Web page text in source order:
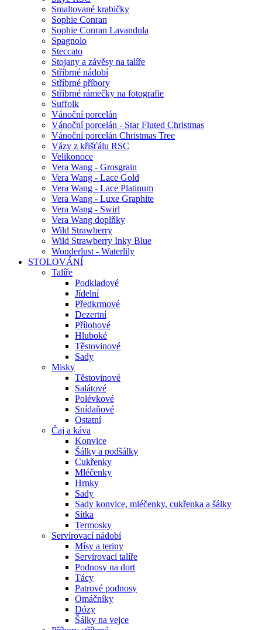
Smaltované krabičky
Sophie Conran
Sophie Conran Lavandula
Spagnolo
Steccato
Stojany a závěsy na talíře
Stříbrné nádobí
Stříbrné příbory
Stříbrné rámečky na fotografie
Suffolk
Vánoční porcelán
Vánoční porcelán - Star Fluted Christmas
Vánoční porcelán Christmas Tree
Vázy z křišťálu RSC
Velikonoce
Vera Wang - Grosgrain
Vera Wang - Lace Gold
Vera Wang - Lace Platinum
Vera Wang - Luxe Graphite
Vera Wang - Swirl
Vera Wang doplňky
Wild Strawberry
Wild Strawberry Inky Blue
Wonderlust - Waterlily
STOLOVÁNÍ
Talíře
Podkladové
Jídelní
Předkrmové
Dezertní
Přílohové
Hluboké
Těstovinové
Sady
Misky
Těstovinové
Salátové
Polévkové
Snídaňové
Ostatní
Čaj a káva
Konvice
Šálky a podšálky
Cukřenky
Mléčenky
Hrnky
Sady
Sady konvice, mléčenky, cukřenka a šálky
Sítka
Termosky
Servírovací nádobí
Mísy a teriny
Servírovací talíře
Podnosy na dort
Tácy
Patrové podnosy
Omáčníky
Dózy
Šálky na vejce